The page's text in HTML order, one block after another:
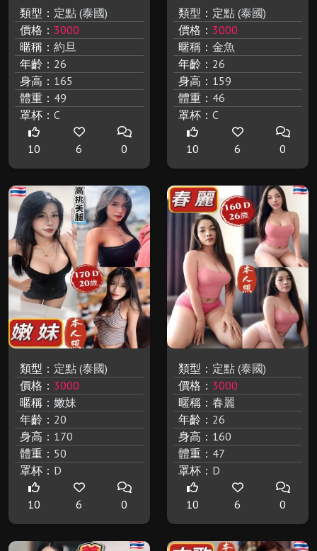
類型： 定點 (泰國)
價格： 3000
暱稱： 約旦
年齡： 26
身高： 165
體重： 49
罩杯： C
10 6 0
類型： 定點 (泰國)
價格： 3000
暱稱： 金魚
年齡： 26
身高： 159
體重： 46
罩杯： C
10 6 0
類型： 定點 (泰國)
價格： 3000
暱稱： 嫩妹
年齡： 20
身高： 170
體重： 50
罩杯： D
10 6 0
類型： 定點 (泰國)
價格： 3000
暱稱： 春麗
年齡： 26
身高： 160
體重： 47
罩杯： D
10 6 0